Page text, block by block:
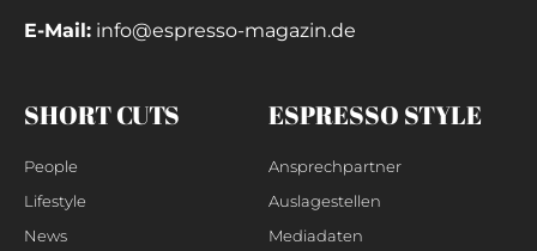
E-Mail: info@espresso-magazin.de
SHORT CUTS
People
Lifestyle
News
ESPRESSO STYLE
Ansprechpartner
Auslagestellen
Mediadaten